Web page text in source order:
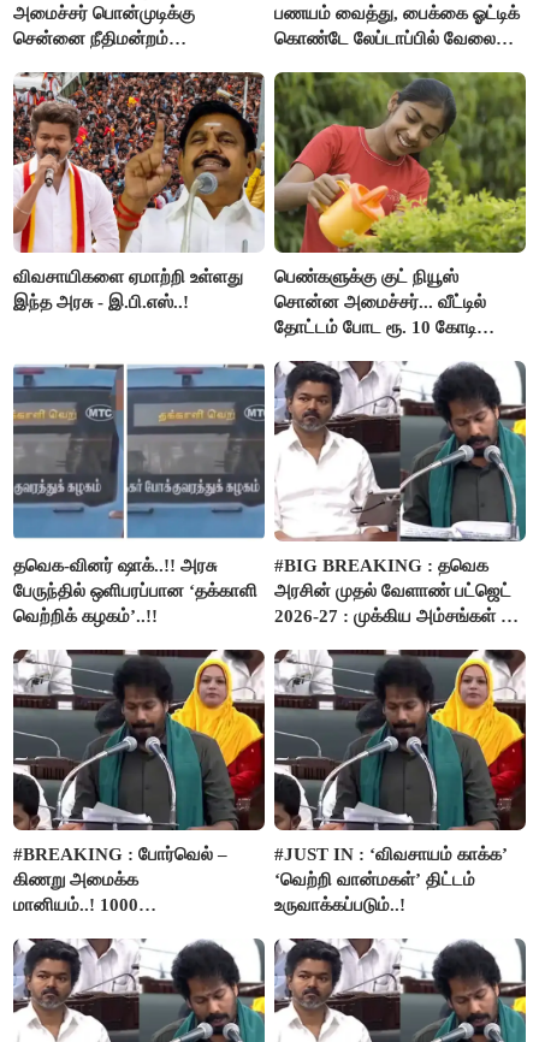
அமைச்சர் பொன்முடிக்கு
சென்னை நீதிமன்றம்
பணயம் வைத்து, பைக்கை ஓட்டிக்
கொண்டே லேப்டாப்பில் வேலை
விவசாயிகளை ஏமாற்றி உள்ளது
இந்த அரசு - இ.பி.எஸ்..!
பெண்களுக்கு குட் நியூஸ்
சொன்ன அமைச்சர்... வீட்டில்
தோட்டம் போட ரூ. 10 கோடி
தவெக-வினர் ஷாக்..!! அரசு
பேருந்தில் ஒளிபரப்பான ‘தக்காளி
வெற்றிக் கழகம்’..!!
#BIG BREAKING : தவெக
அரசின் முதல் வேளாண் பட்ஜெட்
2026-27 : முக்கிய அம்சங்கள் ஓர்
#BREAKING : போர்வெல் –
கிணறு அமைக்க
மானியம்..! 1000
பம்புசெட் வழங்கப்படும்..!
#JUST IN : ‘விவசாயம் காக்க’
‘வெற்றி வான்மகள்’ திட்டம்
உருவாக்கப்படும்..!